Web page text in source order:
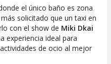
el único baño es zona
solicitado que un taxi en
con el show de Miki Dkai
experiencia ideal para
de ocio al mejor